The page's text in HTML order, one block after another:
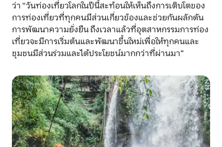
ว่า “วันท่องเที่ยวโลกในปีนี้สะท้อนให้เห็นถึงการเติบโตของ
การท่องเที่ยวที่ทุกคนมีส่วนเกี่ยวข้องและช่วยกันผลักดัน
การพัฒนาความยั่งยืน ถึงเวลาแล้วที่อุตสาหกรรมการท่อง
เที่ยวจะมีการเริ่มต้นและพัฒนาขึ้นใหม่เพื่อให้ทุกคนและ
ชุมชนมีส่วนร่วมและได้ประโยชน์มากกว่าที่ผ่านมา”